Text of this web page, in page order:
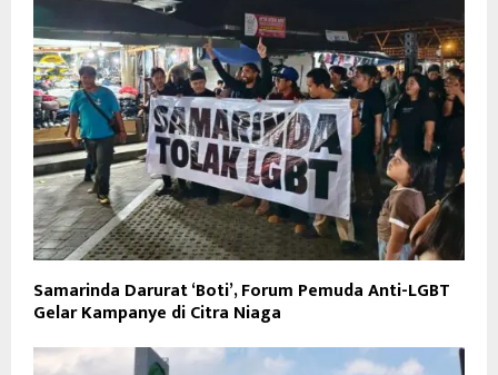
Samarinda Darurat ‘Boti’, Forum Pemuda Anti-LGBT
Gelar Kampanye di Citra Niaga